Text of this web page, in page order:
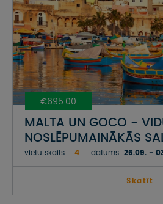
€695.00
MALTA UN GOCO -
NOSLĒPUMAINĀKĀS
vietu skaits: 4 datums: 26.09. -
Skatīt